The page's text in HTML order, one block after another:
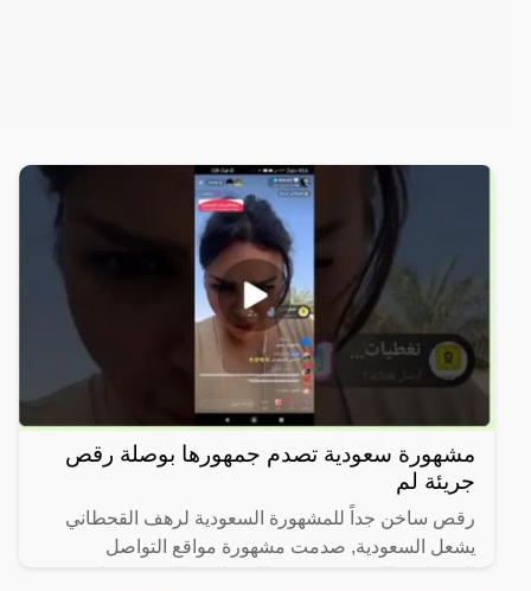
مشهورة سعودية تصدم جمهورها بوصلة رقص
جريئة لم
رقص ساخن جداً للمشهورة السعودية لرهف القحطاني
يشعل السعودية, صدمت مشهورة مواقع التواصل